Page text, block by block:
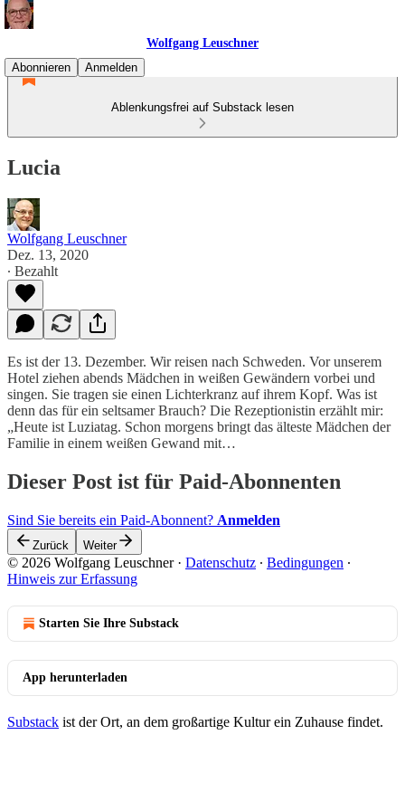
Wolfgang Leuschner
Abonnieren
Anmelden
Ablenkungsfrei auf Substack lesen
Lucia
Wolfgang Leuschner
Dez. 13, 2020
∙ Bezahlt
Es ist der 13. Dezember. Wir reisen nach Schweden. Vor unserem
Hotel ziehen abends Mädchen in weißen Gewändern vorbei und
singen. Sie tragen sie einen Lichterkranz auf ihrem Kopf. Was ist
denn das für ein seltsamer Brauch? Die Rezeptionistin erzählt mir:
„Heute ist Luziatag. Schon morgens bringt das älteste Mädchen der
Familie in einem weißen Gewand mit…
Dieser Post ist für Paid-Abonnenten
Sind Sie bereits ein Paid-Abonnent? Anmelden
Zurück Weiter
© 2026 Wolfgang Leuschner· Datenschutz ∙ Bedingungen ∙
Hinweis zur Erfassung
Starten Sie Ihre Substack
App herunterladen
Substack ist der Ort, an dem großartige Kultur ein Zuhause findet.